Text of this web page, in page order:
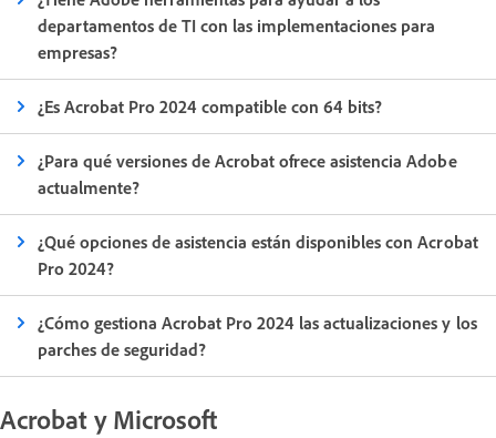
departamentos de TI con las implementaciones para
empresas?
¿Es Acrobat Pro 2024 compatible con 64 bits?
¿Para qué versiones de Acrobat ofrece asistencia Adobe
actualmente?
¿Qué opciones de asistencia están disponibles con Acrobat
Pro 2024?
¿Cómo gestiona Acrobat Pro 2024 las actualizaciones y los
parches de seguridad?
Acrobat y Microsoft